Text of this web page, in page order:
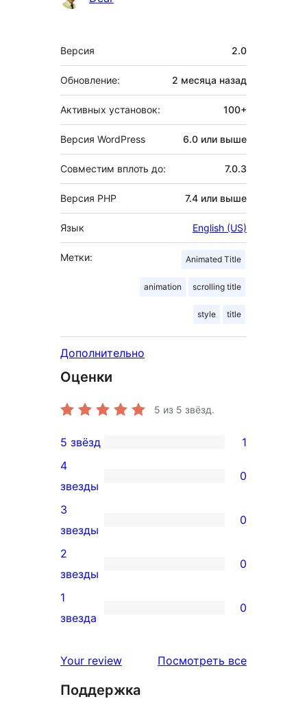
Мета
Версия 2.0
Обновление: 2 месяца назад
Активных установок: 100+
Версия WordPress 6.0 или выше
Совместим вплоть до: 7.0.3
Версия PHP 7.4 или выше
Язык English (US)
Метки: Animated Title
animation scrolling title
style title
Дополнительно
Оценки
5 из 5 звёзд.
1
5-
звездный
отзыв
5 звёзд 1
0
4-
звездный
отзыв
4
звезды
0
0
3-
звездный
отзыв
3
звезды
0
0
2-
звездный
2
звезды
0
0
звездный
1
звезда
0
Your review Посмотреть всеотзывы
Поддержка